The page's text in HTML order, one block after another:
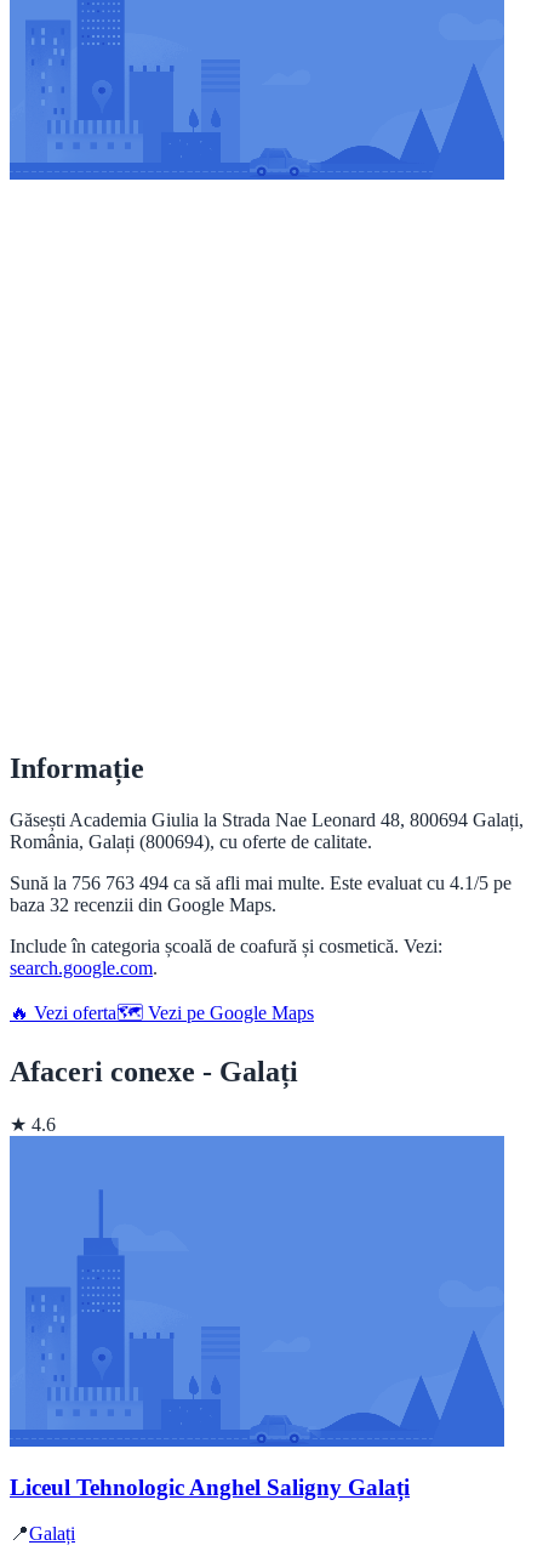
Informație
Găsești Academia Giulia la Strada Nae Leonard 48, 800694 Galați,
România, Galați (800694), cu oferte de calitate.
Sună la 756 763 494 ca să afli mai multe. Este evaluat cu 4.1/5 pe
baza 32 recenzii din Google Maps.
Include în categoria școală de coafură și cosmetică. Vezi:
search.google.com.
🔥 Vezi oferta🗺️ Vezi pe Google Maps
Afaceri conexe - Galați
★ 4.6
Liceul Tehnologic Anghel Saligny Galați
📍Galați